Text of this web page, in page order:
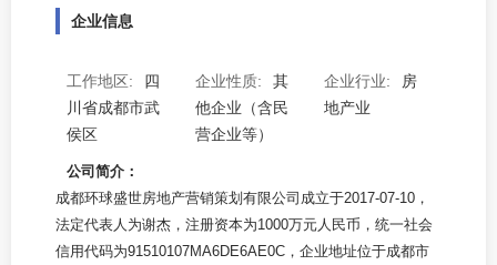
企业信息
工作地区:
四
川省成都市武
侯区
企业性质:
其
他企业（含民
营企业等）
企业行业:
房
地产业
公司简介：
成都环球盛世房地产营销策划有限公司成立于2017-07-10，
法定代表人为谢杰，注册资本为1000万元人民币，统一社会
信用代码为91510107MA6DE6AE0C，企业地址位于成都市